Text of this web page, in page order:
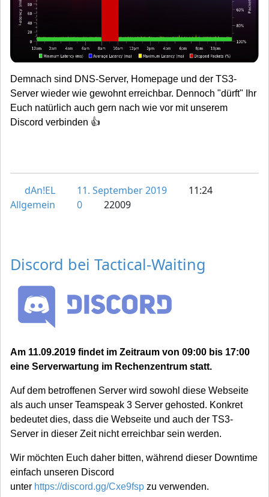
Demnach sind DNS-Server, Homepage und der TS3-
Server wieder wie gewohnt erreichbar. Dennoch "dürft" Ihr
Euch natürlich auch gern nach wie vor mit unserem
Discord verbinden 👍
dAn!EL 11. September 2019
11:24
Allgemein
0 22009
Discord bei Tactical-Waiting
Am 11.09.2019 findet im Zeitraum von 09:00 bis 17:00
eine Serverwartung im Rechenzentrum statt.
Auf dem betroffenen Server wird sowohl diese Webseite
als auch unser Teamspeak 3 Server gehosted. Konkret
bedeutet dies, dass die Webseite und auch der TS3-
Server in dieser Zeit nicht erreichbar sein werden.
Wir möchten Euch daher bitten, während dieser Downtime
einfach unseren Discord
unter https://discord.gg/Cxe9fsp zu verwenden.